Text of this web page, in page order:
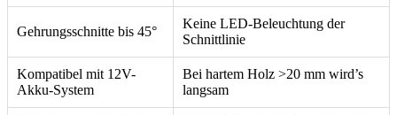
Gehrungsschnitte bis 45°
Keine LED-Beleuchtung der
Schnittlinie
Kompatibel mit 12V-
Akku-System
Bei hartem Holz >20 mm wird’s
langsam